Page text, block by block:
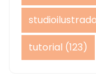
studioilustrado
tutorial (123)